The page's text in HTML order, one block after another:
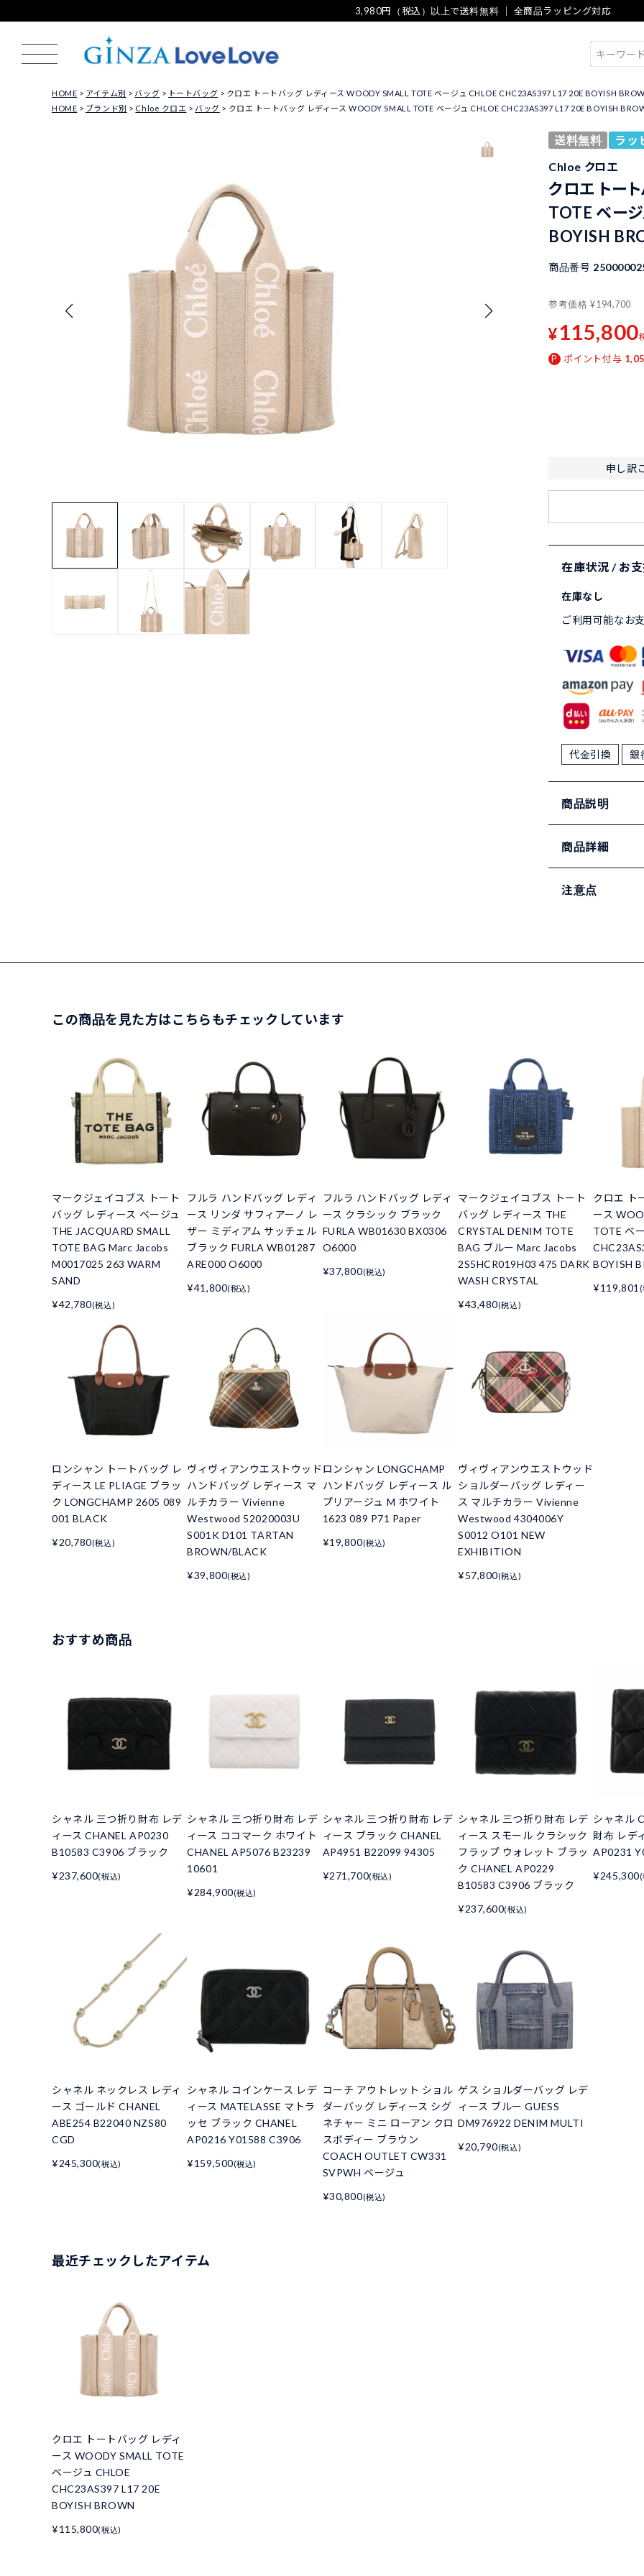
3,980円（税込）以上で送料無料 ｜ 全商品ラッピング対応
HOME アイテム別 バッグ トートバッグ
クロエ トートバッグ レディース WOODY SMALL TOTE ベージュ CHLOE CHC23AS397 L17 20E BOYISH
HOME
ブランド別 Chloe クロエ バッグ クロエ トートバッグ レディース WOODY SMALL TOTE ベージュ CHLOE CHC23AS397 L17 20E BOYISH
送料無料
ラッ
Chloe クロエ
クロエ トー
TOTE ベー
BOYISH
商品番号
参考価格 ¥194,700
¥115,800
ポイント付与
申し訳
在庫状況 / お
在庫なし
ご利用可能なお
代金引換 銀
商品説明
商品詳細
注意点
この商品を見た方はこちらもチェックしています
マークジェイコブス トート
バッグ レディース ベージュ
THE JACQUARD SMALL
TOTE BAG Marc Jacobs
M0017025 263 WARM
SAND
¥42,780(税込)
フルラ ハンドバッグ レディ
ース リンダ サフィアーノ レ
ザー ミディアム サッチェル
ブラック FURLA WB01287
ARE000 O6000
¥41,800(税込)
フルラ ハンドバッグ レディ
ース クラシック ブラック
FURLA WB01630 BX0306
O6000
¥37,800(税込)
マークジェイコブス トート
バッグ レディース THE
CRYSTAL DENIM TOTE
BAG ブルー Marc Jacobs
2S5HCR019H03 475 DARK
WASH CRYSTAL
¥43,480(税込)
クロエ ト
ース
TOTE ベ
BOYISH
¥119,801
ロンシャン トートバッグ レ
ディース LE PLIAGE ブラッ
ク LONGCHAMP 2605 089
001 BLACK
¥20,780(税込)
ヴィヴィアンウエストウッド
ハンドバッグ レディース マ
ルチカラー Vivienne
Westwood 52020003U
S001K D101 TARTAN
BROWN/BLACK
¥39,800(税込)
ロンシャン LONGCHAMP
ハンドバッグ レディース ル
プリアージュ M ホワイト
1623 089 P71 Paper
¥19,800(税込)
ヴィヴィアンウエストウッド
ショルダーバッグ レディー
ス マルチカラー Vivienne
Westwood 4304006Y
S0012 O101 NEW
EXHIBITION
¥57,800(税込)
おすすめ商品
シャネル 三つ折り財布 レデ
ィース CHANEL AP0230
B10583 C3906 ブラック
¥237,600(税込)
シャネル 三つ折り財布 レデ
ィース ココマーク ホワイト
CHANEL AP5076 B23239
10601
¥284,900(税込)
シャネル 三つ折り財布 レデ
ィース ブラック CHANEL
AP4951 B22099 94305
¥271,700(税込)
シャネル 三つ折り財布 レデ
ィース スモール クラシック
フラップ ウォレット ブラッ
ク CHANEL AP0229
B10583 C3906 ブラック
¥237,600(税込)
シャネル
財布 レデ
AP0231
¥245,300
シャネル ネックレス レディ
ース ゴールド CHANEL
ABE254 B22040 NZS80
CGD
¥245,300(税込)
シャネル コインケース レデ
ィース MATELASSE マトラ
ッセ ブラック CHANEL
AP0216 Y01588 C3906
¥159,500(税込)
コーチ アウトレット ショル
ダーバッグ レディース シグ
ネチャー ミニ ローアン クロ
スボディー ブラウン
COACH OUTLET CW331
SVPWH ベージュ
¥30,800(税込)
ゲス ショルダーバッグ レデ
ィース ブルー GUESS
DM976922 DENIM MULTI
¥20,790(税込)
最近チェックしたアイテム
クロエ トートバッグ レディ
ース WOODY SMALL TOTE
ベージュ CHLOE
CHC23AS397 L17 20E
BOYISH BROWN
¥115,800(税込)